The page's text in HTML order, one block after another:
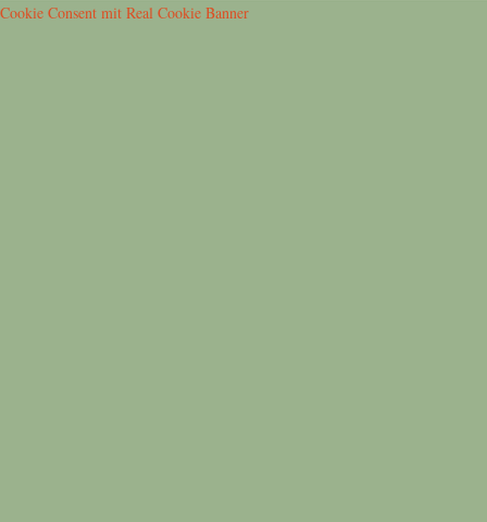
Cookie Consent mit Real Cookie Banner